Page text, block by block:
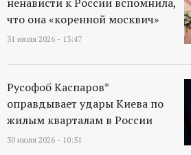
что она «коренной москвич»
31 июля 2026 - 13:47
Русофоб Каспаров*
оправдывает удары Киева по
жилым кварталам в России
30 июля 2026 - 10:51